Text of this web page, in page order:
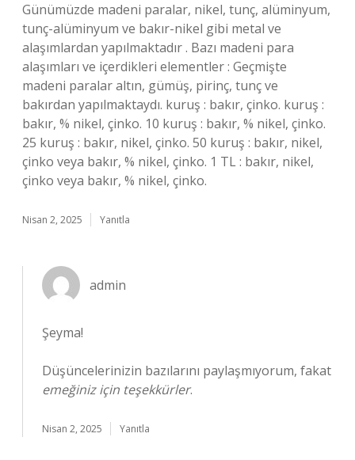
Günümüzde madeni paralar, nikel, tunç, alüminyum,
tunç-alüminyum ve bakır-nikel gibi metal ve
alaşımlardan yapılmaktadır . Bazı madeni para
alaşımları ve içerdikleri elementler : Geçmişte
madeni paralar altın, gümüş, pirinç, tunç ve
bakırdan yapılmaktaydı. kuruş : bakır, çinko. kuruş :
bakır, % nikel, çinko. 10 kuruş : bakır, % nikel, çinko.
25 kuruş : bakır, nikel, çinko. 50 kuruş : bakır, nikel,
çinko veya bakır, % nikel, çinko. 1 TL : bakır, nikel,
çinko veya bakır, % nikel, çinko.
Nisan 2, 2025 Yanıtla
admin
Şeyma!
Düşüncelerinizin bazılarını paylaşmıyorum, fakat
emeğiniz için teşekkürler.
Nisan 2, 2025 Yanıtla